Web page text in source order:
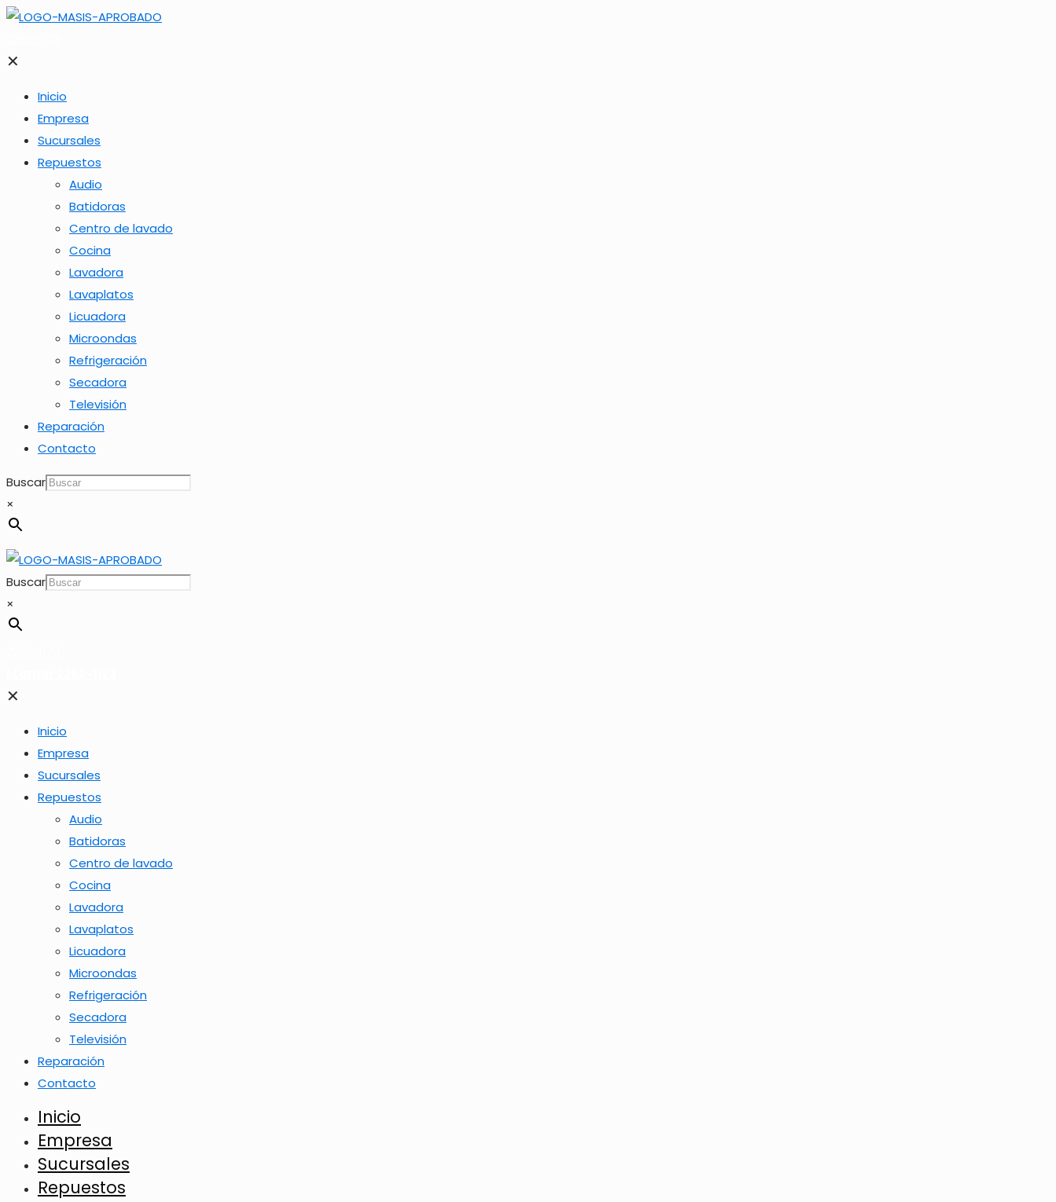
✕
Inicio
Empresa
Sucursales
Repuestos
Audio
Batidoras
Centro de lavado
Cocina
Lavadora
Lavaplatos
Licuadora
Microondas
Refrigeración
Secadora
Televisión
Reparación
Contacto
Buscar
×
Buscar
×
✕
Inicio
Empresa
Sucursales
Repuestos
Audio
Batidoras
Centro de lavado
Cocina
Lavadora
Lavaplatos
Licuadora
Microondas
Refrigeración
Secadora
Televisión
Reparación
Contacto
Inicio
Empresa
Sucursales
Repuestos